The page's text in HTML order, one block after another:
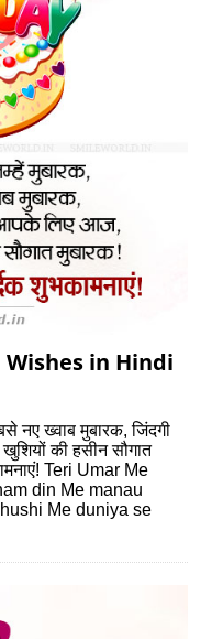
in Hindi
नए ख्वाब मुबारक, जिंदगी
की हसीन सौगात
Teri Umar Me
din Me manau
Me duniya se